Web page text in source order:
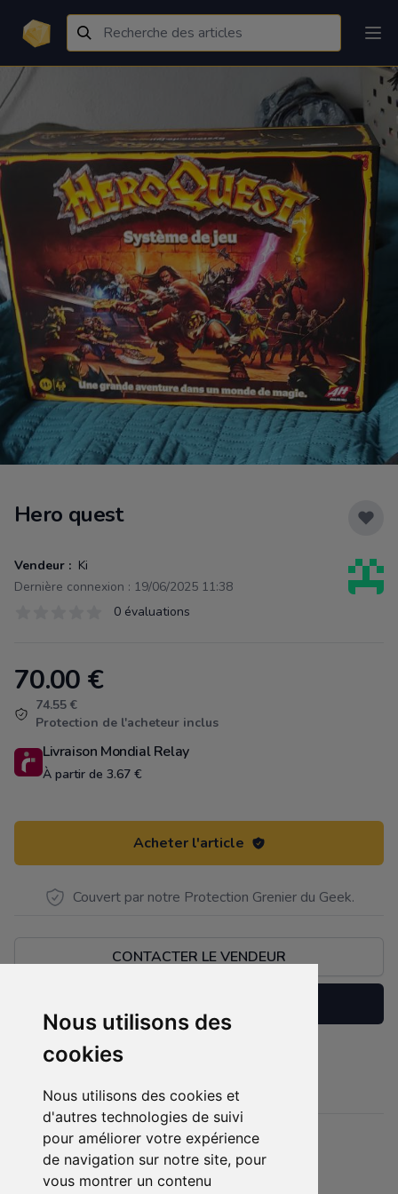
Nous utilisons des
cookies
Nous utilisons des cookies et
d'autres technologies de suivi
pour améliorer votre expérience
de navigation sur notre site, pour
vous montrer un contenu
Hero quest
Vendeur : Ki
Dernière connexion : 19/06/2025 11:38
0 évaluations
Product information
70.00 €
74.55 €
Protection de l'acheteur inclus
Livraison Mondial Relay
À partir de 3.67 €
Acheter l'article
Couvert par notre Protection Grenier du Geek.
CONTACTER LE VENDEUR
Jeux neuf jamais ouvert
Détails
Etat : 5 sur 5 étoiles
- Neuf emballé